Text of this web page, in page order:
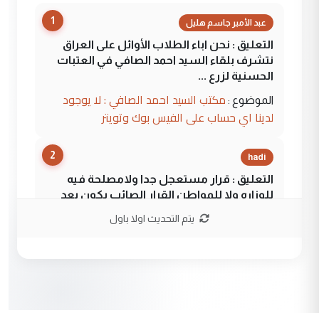
1 عبد الأمير جاسم هليل
التعليق : نحن اباء الطلاب الأوائل على العراق
نتشرف بلقاء السيد احمد الصافي في العتبات
الحسنية لزرع ...
الموضوع : مكتب السيد احمد الصافي : لا يوجود
لدينا اي حساب على الفيس بوك وتويتر
2 hadi
التعليق : قرار مستعجل جدا ولامصلحة فيه
للوزاره ولا للمواطن القرار الصائب يكون بعد
يتم التحديث اولا باول